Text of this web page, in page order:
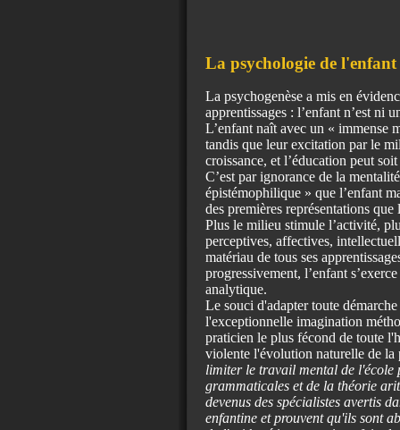
La psychologie de l'enfant
La psychogenèse a mis en
apprentissages : l’enfant n’est ni
L’enfant naît avec un « immense
tandis que leur excitation par le
croissance, et l’éducation peut
C’est par ignorance de la
épistémophilique » que l’enfant
des premières représentations
Plus le milieu stimule l’activité,
perceptives, affectives,
matériau de tous ses
progressivement, l’enfant
analytique.
Le souci d'adapter toute
l'exceptionnelle imagination
praticien le plus fécond de toute
violente l'évolution naturelle de la
limiter le travail mental de l'école
grammaticales et de la théorie
devenus des spécialistes avertis
enfantine et prouvent qu'ils sont